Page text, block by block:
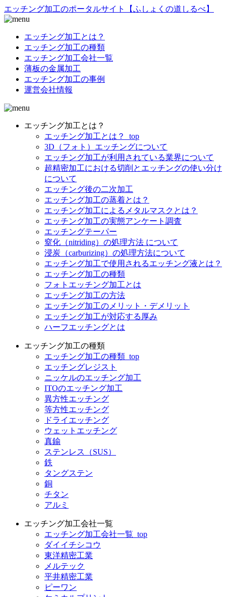
エッチング加工のポータルサイト【ふしょくの道しるべ】
エッチング加工とは？
エッチング加工の種類
エッチング加工会社一覧
薄板の金属加工
エッチング加工の事例
運営会社情報
エッチング加工とは？
エッチング加工とは？_top
3D（フォト）エッチングについて
エッチング加工が利用されている業界について
超精密加工における切削とエッチングの使い分け
について
エッチング後の二次加工
エッチング加工の蒸着とは？
エッチング加工によるメタルマスクとは？
エッチング加工の実態アンケート調査
エッチングテーパー
窒化（nitriding）の処理方法 について
浸炭（carburizing）の処理方法について
エッチング加工で使用されるエッチング液とは？
エッチング加工の種類
フォトエッチング加工とは
エッチング加工の方法
エッチング加工のメリット・デメリット
エッチング加工が対応する厚み
ハーフエッチングとは
エッチング加工の種類
エッチング加工の種類_top
エッチングレジスト
ニッケルのエッチング加工
ITOのエッチング加工
異方性エッチング
等方性エッチング
ドライエッチング
ウェットエッチング
真鍮
ステンレス（SUS）
鉄
タングステン
銅
チタン
アルミ
エッチング加工会社一覧
エッチング加工会社一覧_top
ダイイチシコウ
東洋精密工業
メルテック
平井精密工業
ピーワン